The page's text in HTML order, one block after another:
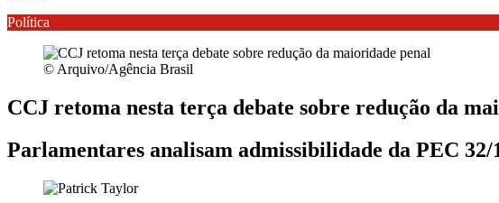
Política
© Arquivo/Agência Brasil
CCJ retoma nesta terça debate sobre redução da
Parlamentares analisam admissibilidade da PEC